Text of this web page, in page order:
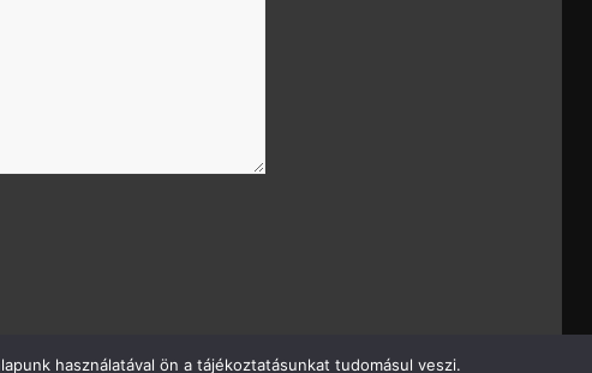
használatával ön a tájékoztatásunkat tudomásul veszi.